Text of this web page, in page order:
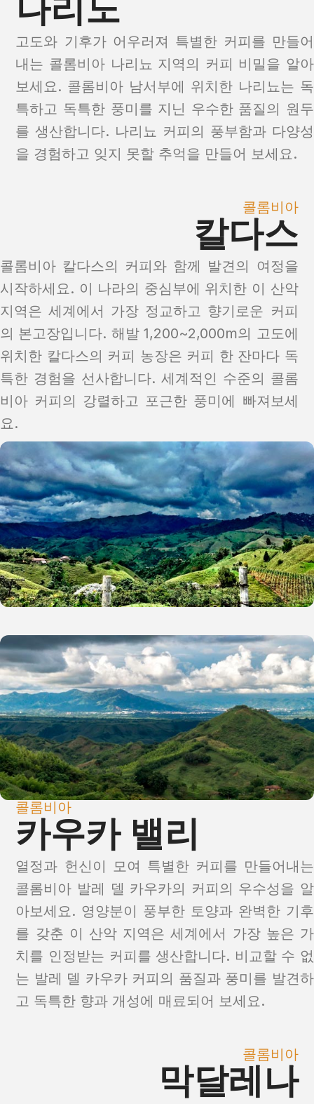
나리노
고도와 기후가 어우러져 특별한 커피를 만들어
내는 콜롬비아 나리뇨 지역의 커피 비밀을 알아
보세요. 콜롬비아 남서부에 위치한 나리뇨는 독
특하고 독특한 풍미를 지닌 우수한 품질의 원두
를 생산합니다. 나리뇨 커피의 풍부함과 다양성
을 경험하고 잊지 못할 추억을 만들어 보세요.
콜롬비아
칼다스
콜롬비아 칼다스의 커피와 함께 발견의 여정을
시작하세요. 이 나라의 중심부에 위치한 이 산악
지역은 세계에서 가장 정교하고 향기로운 커피
의 본고장입니다. 해발 1,200~2,000m의 고도에
위치한 칼다스의 커피 농장은 커피 한 잔마다 독
특한 경험을 선사합니다. 세계적인 수준의 콜롬
비아 커피의 강렬하고 포근한 풍미에 빠져보세
요.
콜롬비아
카우카 밸리
열정과 헌신이 모여 특별한 커피를 만들어내는
콜롬비아 발레 델 카우카의 커피의 우수성을 알
아보세요. 영양분이 풍부한 토양과 완벽한 기후
를 갖춘 이 산악 지역은 세계에서 가장 높은 가
치를 인정받는 커피를 생산합니다. 비교할 수 없
는 발레 델 카우카 커피의 품질과 풍미를 발견하
고 독특한 향과 개성에 매료되어 보세요.
콜롬비아
막달레나